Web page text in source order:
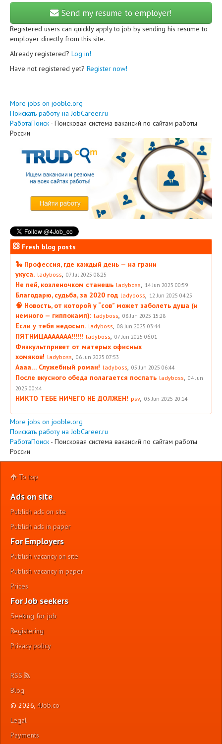
Send my resume to employer!
Registered users can quickly apply to job by sending his resume to
employer directly from this site.
Already registered? Log in!
Have not registered yet? Register now!
More jobs on jooble.org
Поискать работу на JobCareer.ru
РаботаПоиск - Поисковая система вакансий по сайтам работы
России
Fresh blog posts
🐍 Профессия, где каждый день — на грани
укуса. ladyboss, 07 Jul 2025 08:25
Не пей, козленочком станешь ladyboss, 14 Jun 2025 00:59
Благодарю, судьба, за 2020 год ladyboss, 12 Jun 2025 04:25
🧠 Новость, от которой у “сов” может заболеть душа (и
немного — гиппокамп): ladyboss, 08 Jun 2025 15:28
Если у тебя недосып. ladyboss, 08 Jun 2025 03:44
ПЯТНИЦААААААА!!!!!! ladyboss, 07 Jun 2025 06:01
Физкультпривет от матерых офисных
хомяков! ladyboss, 06 Jun 2025 07:53
Аааа… Служебный роман! ladyboss, 05 Jun 2025 06:44
После вкусного обеда полагается поспать ladyboss, 04 Jun
2025 00:44
НИКТО ТЕБЕ НИЧЕГО НЕ ДОЛЖЕН! psv, 03 Jun 2025 20:14
More jobs on jooble.org
Поискать работу на JobCareer.ru
РаботаПоиск - Поисковая система вакансий по сайтам работы
России
To top
Ads on site
Publish ads on site
Publish ads in paper
For Employers
Publish vacancy on site
Publish vacancy in paper
Prices
For Job seekers
Seeking for job
Registering
Privacy policy
RSS
Blog
© 2026, 4Job.co
Legal
Payments